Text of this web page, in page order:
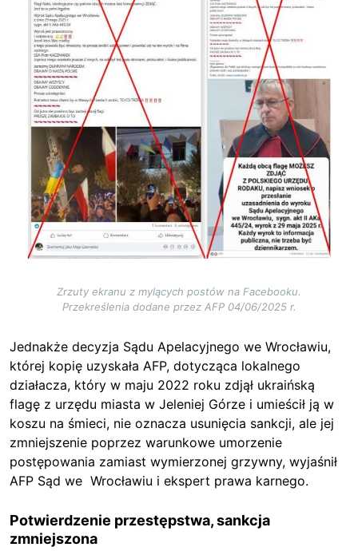
Zrzuty ekranu z mylących postów na Facebooku.
Przekreślenia dodane przez AFP 04/06/2025 r.
Jednakże decyzja Sądu Apelacyjnego we Wrocławiu,
której kopię uzyskała AFP, dotycząca lokalnego
działacza, który w maju 2022 roku zdjął ukraińską
flagę z urzędu miasta w Jeleniej Górze i umieścił ją w
koszu na śmieci, nie oznacza usunięcia sankcji, ale jej
zmniejszenie poprzez warunkowe umorzenie
postępowania zamiast wymierzonej grzywny, wyjaśnił
AFP Sąd we Wrocławiu i ekspert prawa karnego.
Potwierdzenie przestępstwa, sankcja
zmniejszona